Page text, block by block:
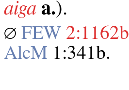
aiga a.).
∅ FEW 2:1162b
AlcM 1:341b.